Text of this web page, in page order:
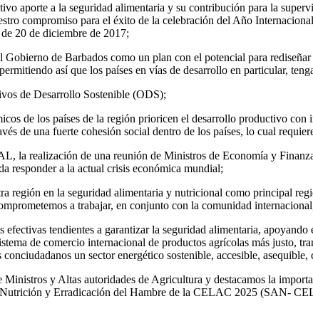
aporte a la seguridad alimentaria y su contribución para la
compromiso para el éxito de la celebración del Año
20 de diciembre de 2017;
de Barbados como un plan con el potencial para
así que los países en vías de desarrollo en particular,
de Desarrollo Sostenible (ODS);
de los países de la región prioricen el desarrollo productivo
de una fuerte cohesión social dentro de los países, lo cual
la realización de una reunión de Ministros de Economía y
responder a la actual crisis económica mundial;
región en la seguridad alimentaria y nutricional como principal
a trabajar, en conjunto con la comunidad
efectivas tendientes a garantizar la seguridad alimentaria,
de comercio internacional de productos agrícolas más justo,
un sector energético sostenible, accesible,
y Altas autoridades de Agricultura y destacamos la
Nutrición y Erradicación del Hambre de la CELAC 2025 (SAN-